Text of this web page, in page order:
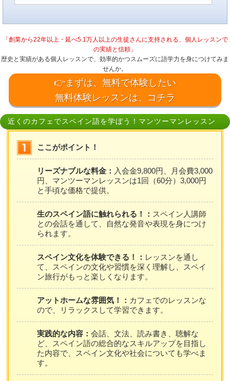
「創業から22年以上・延べ5.1万人以上の生徒さんに支持される、個人レッスンで
の実績と信頼」
歴史と実績がある個人レッスンで、効率的かつスムーズに語学力を身につけてみま
せんか。
👉まずは、無料で体験したい
無料体験レッスンは、コチラ
近くのカフェでスペイン語を学ぼう！マンツーマンレッスン
ここがポイント！
リーズナブルな料金： 入会金9,800円、月会費3,000
円、マンツーマンレッスンは1回（60分）3,000円
と手頃な価格で提供。
生のスペイン語に触れられる！： スペイン人講師
との会話を通して、自然な発音や表現を身につけ
られます。
スペイン文化を体験できる！： レッスンを通し
て、スペインの文化や習慣を深く理解し、スペイ
ン旅行がもっと楽しくなります。
アットホームな雰囲気！： カフェでのレッスンな
ので、リラックスして学習できます。
実践的な内容：会話、文法、読み書き、聴解な
ど、スペイン語の総合的なスキルアップを目指し
た内容で、スペイン文化や社会についても学べま
す。